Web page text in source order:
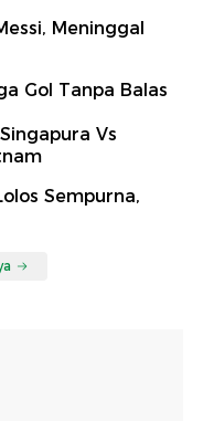
Meninggal
Gol Tanpa Balas
Vs
Sempurna,